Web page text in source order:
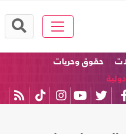
حقوق وحريات